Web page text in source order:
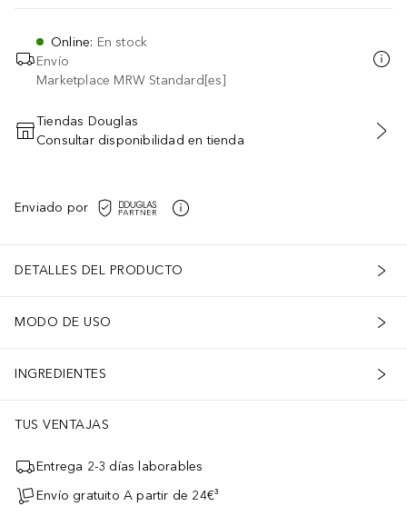
Online: En stock
Envío
Marketplace MRW Standard[es]
AÑADIR AL CARRITO
Tiendas Douglas
Consultar disponibilidad en tienda
Enviado por
DETALLES DEL PRODUCTO
MODO DE USO
INGREDIENTES
TUS VENTAJAS
Entrega 2-3 días laborables
Envío gratuito A partir de 24€³